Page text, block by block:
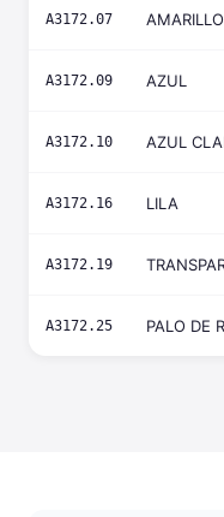
A3172.07 AMARILLO
A3172.09 AZUL
A3172.10 AZUL
A3172.16 LILA
A3172.19
A3172.25 PALO DE